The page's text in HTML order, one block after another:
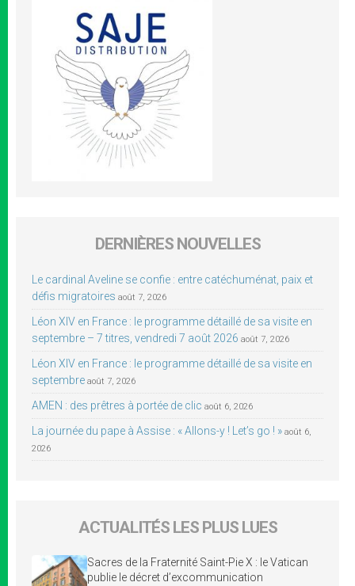
DERNIÈRES NOUVELLES
Le cardinal Aveline se confie : entre catéchuménat, paix et
défis migratoires août 7, 2026
Léon XIV en France : le programme détaillé de sa visite en
septembre – 7 titres, vendredi 7 août 2026 août 7, 2026
Léon XIV en France : le programme détaillé de sa visite en
septembre août 7, 2026
AMEN : des prêtres à portée de clic août 6, 2026
La journée du pape à Assise : « Allons-y ! Let’s go ! » août 6,
2026
ACTUALITÉS LES PLUS LUES
Sacres de la Fraternité Saint-Pie X : le Vatican
publie le décret d’excommunication